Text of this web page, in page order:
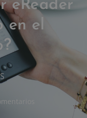
eReader
en el